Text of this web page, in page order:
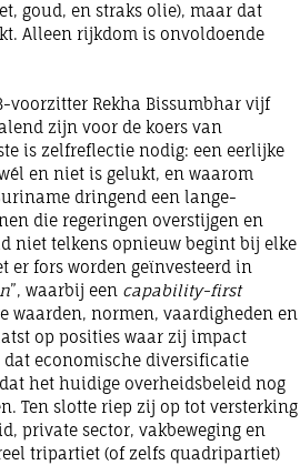
goud, en straks olie), maar dat
Alleen rijkdom is onvoldoende
voorzitter Rekha Bissumbhar vijf
zijn voor de koers van
is zelfreflectie nodig: een eerlijke
en niet is gelukt, en waarom
dringend een lange-
die regeringen overstijgen en
niet telkens opnieuw begint bij elke
er fors worden geïnvesteerd in
”, waarbij een capability-first
waarden, normen, vaardigheden en
op posities waar zij impact
economische diversificatie
het huidige overheidsbeleid nog
Ten slotte riep zij op tot versterking
private sector, vakbeweging en
tripartiet (of zelfs quadripartiet)